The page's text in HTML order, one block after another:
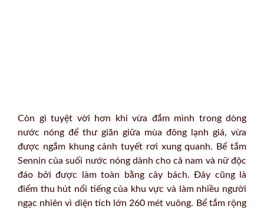
Còn gì tuyệt vời hơn khi vừa đắm mình trong dòng
nước nóng để thư giãn giữa mùa đông lạnh giá, vừa
được ngắm khung cảnh tuyết rơi xung quanh. Bể tắm
Sennin của suối nước nóng dành cho cả nam và nữ độc
đáo bởi được làm toàn bằng cây bách. Đây cũng là
điểm thu hút nổi tiếng của khu vực và làm nhiều người
ngạc nhiên vì diện tích lớn 260 mét vuông. Bể tắm rộng